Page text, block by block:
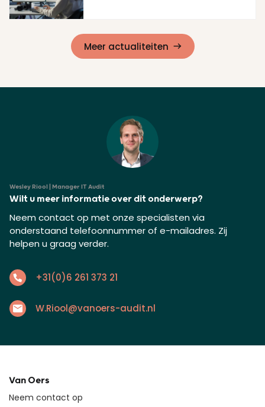
Meer actualiteiten
Wesley Riool | Manager IT Audit
Wilt u meer informatie over dit onderwerp?
Neem contact op met onze specialisten via
onderstaand telefoonnummer of e-mailadres. Zij
helpen u graag verder.
+31(0)6 261 373 21
W.Riool@vanoers-audit.nl
Van Oers
Neem contact op